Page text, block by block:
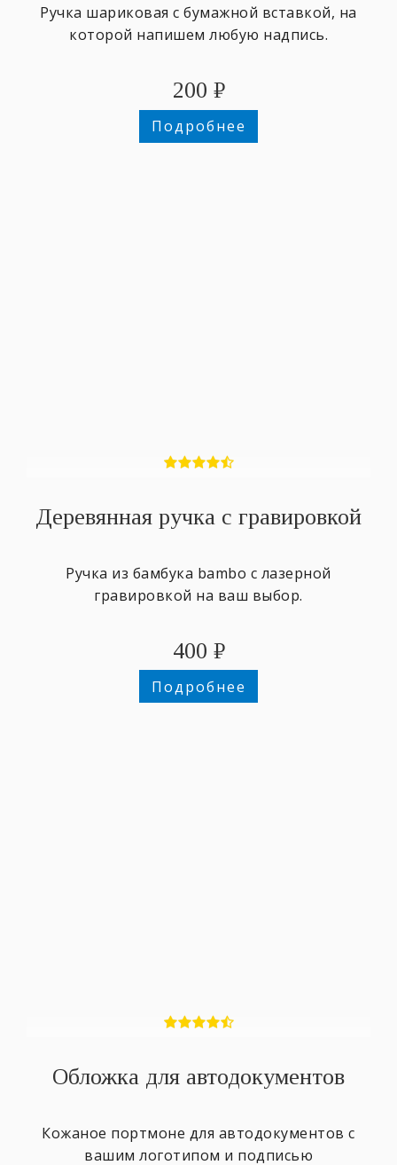
Ручка шариковая с бумажной вставкой, на
которой напишем любую надпись.
200 ₽
Подробнее
Деревянная ручка с гравировкой
Ручка из бамбука bambo с лазерной
гравировкой на ваш выбор.
400 ₽
Подробнее
Обложка для автодокументов
Кожаное портмоне для автодокументов с
вашим логотипом и подписью